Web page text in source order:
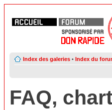
Index des galeries • Index du
FAQ,